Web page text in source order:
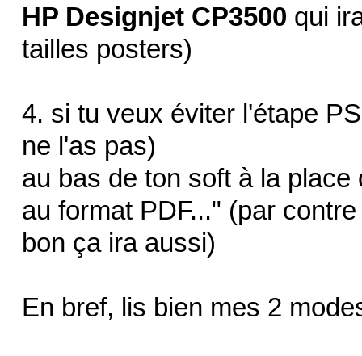
HP Designjet CP3500 qui
tailles posters)
4. si tu veux éviter l'étape
ne l'as pas)
au bas de ton soft à la
au format PDF..." (par
bon ça ira aussi)
En bref, lis bien mes 2